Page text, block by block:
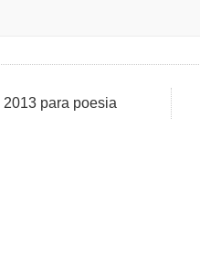
para poesia